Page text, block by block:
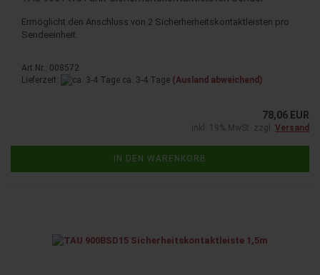
Er­mög­licht den An­schluss von 2 Si­cher­her­heits­kon­takt­leis­ten pro
Sen­de­ein­heit.
Art.Nr.: 008572
Lieferzeit:
ca. 3-4 Tage (Ausland abweichend)
78,06 EUR
inkl. 19% MwSt. zzgl. Versand
IN DEN WARENKORB